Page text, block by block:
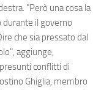
"Però una cosa la
il governo
che sia pressato dal
aggiunge,
conflitti di
Ghiglia, membro